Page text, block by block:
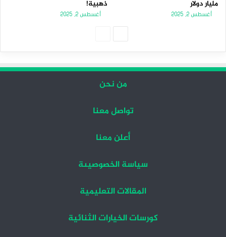
مليار دولار
أغسطس 2, 2025
ذهبية!
أغسطس 2, 2025
من نحن
تواصل معنا
أعلن معنا
سياسة الخصوصيىة
المقالات التعليمية
كورسات الخيارات الثنائية